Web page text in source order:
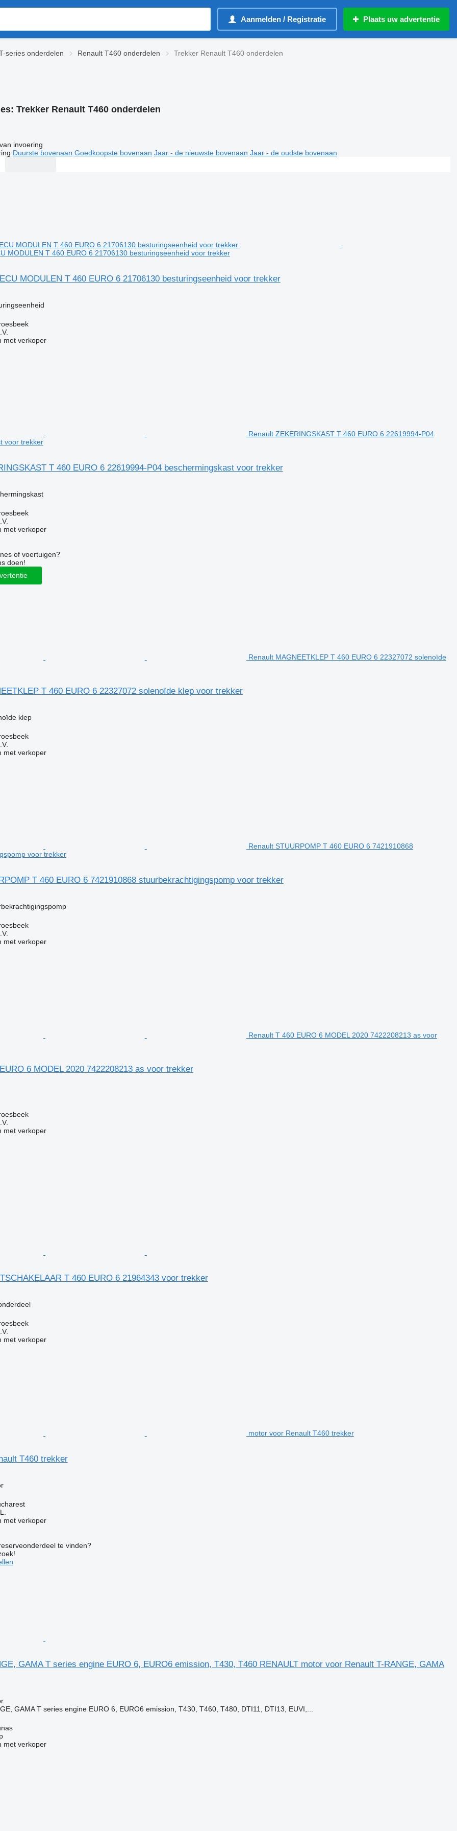
Aanmelden / Registratie Plaats uw advertentie
series onderdelen Renault T460 onderdelen Trekker Renault T460 onderdelen
Trekker Renault T460 onderdelen
invoering
Duurste bovenaan Goedkoopste bovenaan Jaar - de nieuwste bovenaan Jaar - de oudste bovenaan
MODULEN T 460 EURO 6 21706130 besturingseenheid voor trekker
MODULEN T 460 EURO 6 21706130 besturingseenheid voor trekker
met verkoper
Renault ZEKERINGSKAST T 460 EURO 6 22619994-P04
voor trekker
T 460 EURO 6 22619994-P04 beschermingskast voor trekker
met verkoper
of voertuigen?
doen!
Renault MAGNEETKLEP T 460 EURO 6 22327072 solenoïde
T 460 EURO 6 22327072 solenoïde klep voor trekker
klep
met verkoper
Renault STUURPOMP T 460 EURO 6 7421910868
voor trekker
T 460 EURO 6 7421910868 stuurbekrachtigingspomp voor trekker
met verkoper
Renault T 460 EURO 6 MODEL 2020 7422208213 as voor
6 MODEL 2020 7422208213 as voor trekker
met verkoper
T 460 EURO 6 21964343 voor trekker
met verkoper
motor voor Renault T460 trekker
T460 trekker
met verkoper
te vinden?
GAMA T series engine EURO 6, EURO6 emission, T430, T460 RENAULT motor voor Renault T-RANGE, GAMA
GAMA T series engine EURO 6, EURO6 emission, T430, T460, T480, DTI11, DTI13, EUVI,...
met verkoper